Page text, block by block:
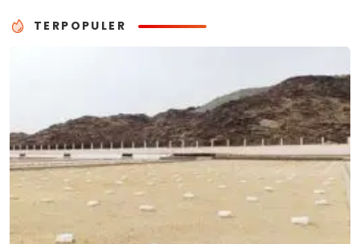
TERPOPULER